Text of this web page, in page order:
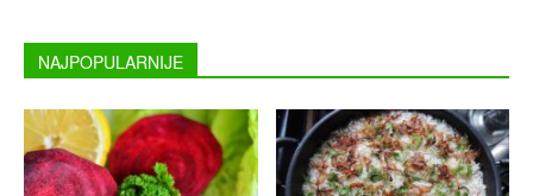
NAJPOPULARNIJE